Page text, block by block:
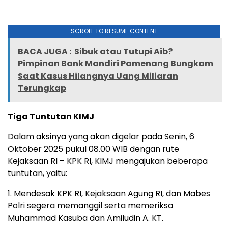
SCROLL TO RESUME CONTENT
BACA JUGA : Sibuk atau Tutupi Aib?
Pimpinan Bank Mandiri Pamenang Bungkam
Saat Kasus Hilangnya Uang Miliaran
Terungkap
Tiga Tuntutan KIMJ
Dalam aksinya yang akan digelar pada Senin, 6
Oktober 2025 pukul 08.00 WIB dengan rute
Kejaksaan RI – KPK RI, KIMJ mengajukan beberapa
tuntutan, yaitu:
1. Mendesak KPK RI, Kejaksaan Agung RI, dan Mabes
Polri segera memanggil serta memeriksa
Muhammad Kasuba dan Amiludin A. KT.